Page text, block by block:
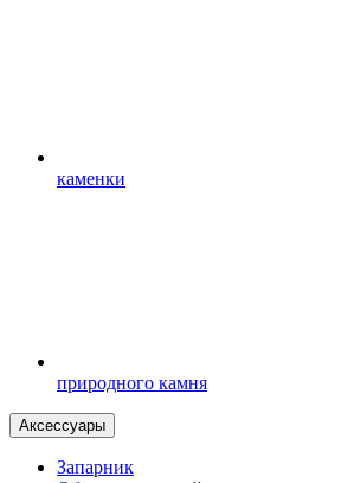
каменки
природного камня
Аксессуары
Запарник